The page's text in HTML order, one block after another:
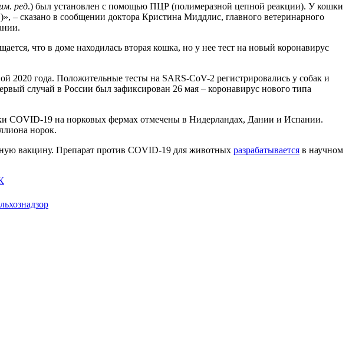
ред.) был установлен с помощью ПЦР (полимеразной цепной реакции). У кошки
– сказано в сообщении доктора Кристина Миддлис, главного ветеринарного
что в доме находилась вторая кошка, но у нее тест на новый коронавирус
года. Положительные тесты на SARS-CoV-2 регистрировались у собак и
случай в России был зафиксирован 26 мая – коронавирус нового типа
COVID-19 на норковых фермах отмечены в Нидерландах, Дании и Испании.
норок.
вакцину. Препарат против COVID-19 для животных разрабатывается в научном